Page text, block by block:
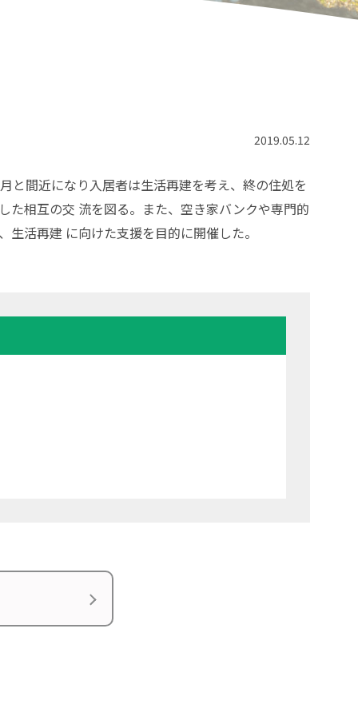
2019.05.12
と間近になり入居者は生活再建を考え、終の住処を
た相互の交 流を図る。また、空き家バンクや専門的
活再建 に向けた支援を目的に開催した。